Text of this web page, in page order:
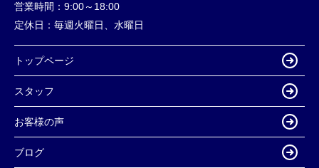
営業時間： 9:00～18:00
定休日： 毎週火曜日、水曜日
トップページ
スタッフ
お客様の声
ブログ